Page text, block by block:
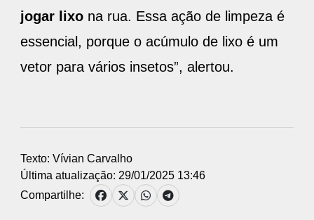
jogar lixo na rua. Essa ação de limpeza é
essencial, porque o acúmulo de lixo é um
vetor para vários insetos”, alertou.
Texto: Vívian Carvalho
Última atualização: 29/01/2025 13:46
Compartilhe: